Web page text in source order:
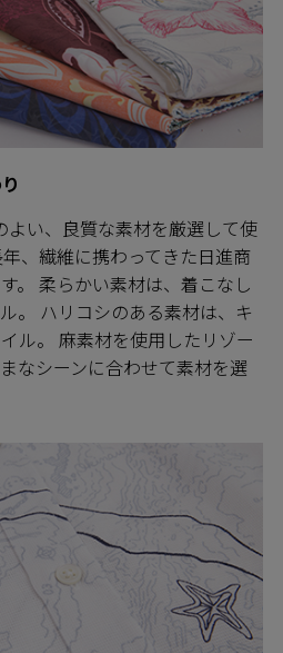
よい、良質な素材を厳選して使
、繊維に携わってきた日進商
。 柔らかい素材は、着こなし
。 ハリコシのある素材は、キ
ル。 麻素材を使用したリゾー
なシーンに合わせて素材を選